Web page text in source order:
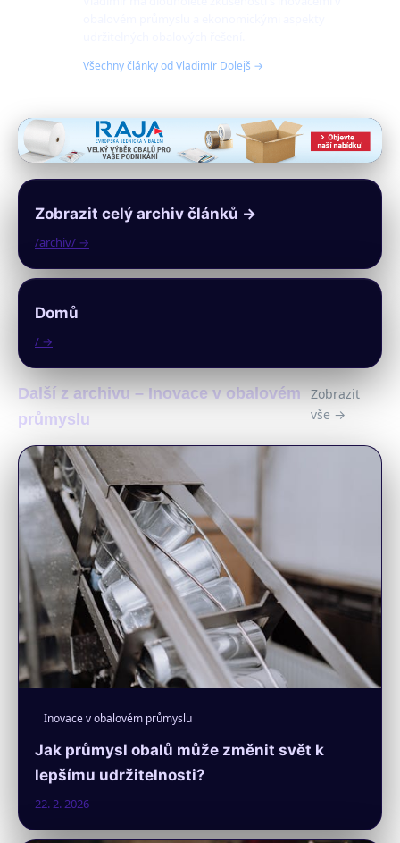
Všechny články od Vladimír Dolejš →
Zobrazit celý archiv článků →
/archiv/ →
Domů
/ →
Další z archivu – Inovace v obalovém
průmyslu
Zobrazit
vše →
Inovace v obalovém průmyslu
Jak průmysl obalů může změnit svět k
lepšímu udržitelnosti?
22. 2. 2026